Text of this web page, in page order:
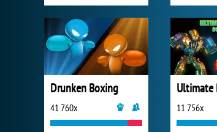
Drunken Boxing
41 760x 11 756x